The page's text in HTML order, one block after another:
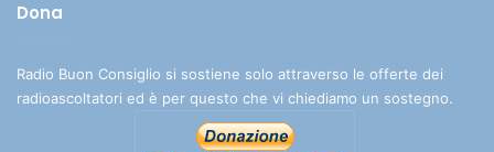
Dona
Radio Buon Consiglio si sostiene solo attraverso le offerte dei
radioascoltatori ed è per questo che vi chiediamo un sostegno.